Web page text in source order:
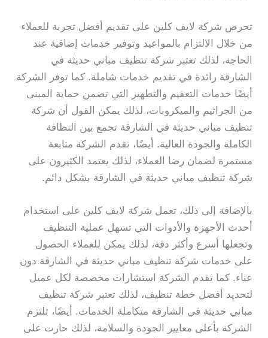
تحرص شركة لايف كلين على تقديم أفضل تجربة للعملاء
من خلال الالتزام بالمواعيد وتوفير خدمات إضافية عند
الحاجة، لذلك تعتبر شركة تنظيف مباني حديثة في
الشارقة رائدة في تقديم خدمات شاملة. كما توفر الشركة
أيضًا خدمات التعقيم والتطهير التي تضمن حماية المبنى
من الجراثيم والميكروبات، لذلك يمكن القول أن شركة
تنظيف مباني حديثة في الشارقة تجمع بين النظافة
الكاملة والجودة العالية. أيضًا، تقدم الشركة متابعة
مستمرة لضمان رضا العملاء، لذلك يعتمد الكثيرون على
شركة تنظيف مباني حديثة في الشارقة بشكل دائم.
بالإضافة إلى ذلك، تعمل شركة لايف كلين على استخدام
أحدث الأجهزة والأدوات التي تسهل عملية التنظيف
وتجعلها أسرع وأكثر دقة، لذلك يمكن للعملاء الحصول
على خدمات شركة تنظيف مباني حديثة في الشارقة دون
عناء. كما تقدم الشركة استشارات مخصصة لكل عميل
لتحديد أفضل خطة تنظيف، لذلك تعتبر شركة تنظيف
مباني حديثة في الشارقة متكاملة الخدمات. أيضًا، تلتزم
الشركة بأعلى معايير الجودة والسلامة، لذلك حازت على